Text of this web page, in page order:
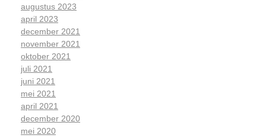
augustus 2023
april 2023
december 2021
november 2021
oktober 2021
juli 2021
juni 2021
mei 2021
april 2021
december 2020
mei 2020